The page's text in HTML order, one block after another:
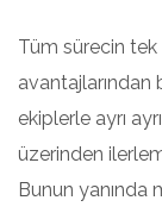
Tüm sürecin
avantajlarından
ekiplerle ayrı
üzerinden
Bunun yanında